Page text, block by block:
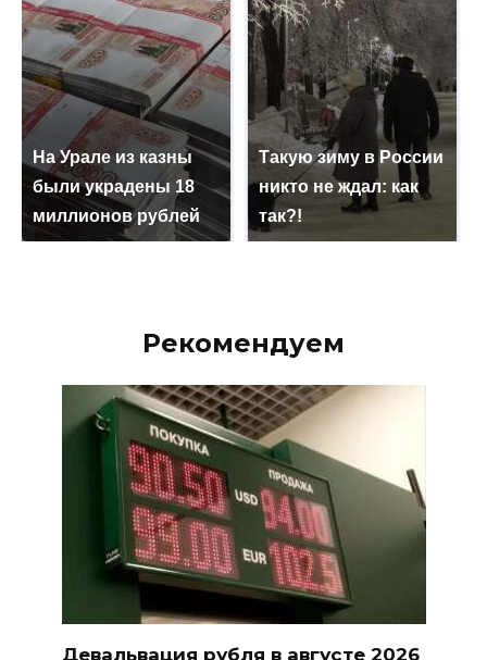
На Урале из казны
были украдены 18
миллионов рублей
Такую зиму в России
никто не ждал: как
так?!
Рекомендуем
Девальвация рубля в августе 2026